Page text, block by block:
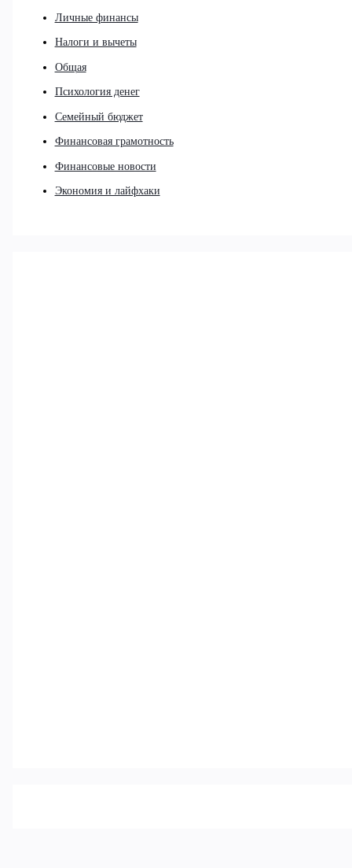
Личные финансы
Налоги и вычеты
Общая
Психология денег
Семейный бюджет
Финансовая грамотность
Финансовые новости
Экономия и лайфхаки